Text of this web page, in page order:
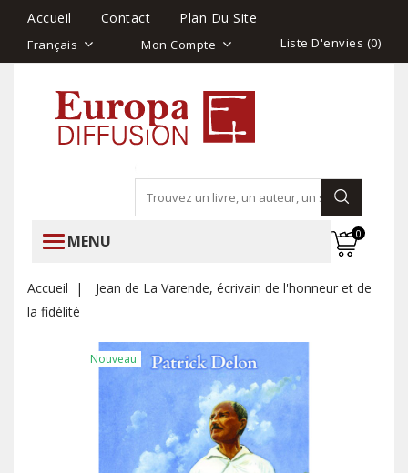
Accueil Contact Plan Du Site
Français Mon Compte Liste D'envies (0)
MENU 0
Accueil
Jean de La Varende, écrivain de l'honneur et de
la fidélité
Nouveau